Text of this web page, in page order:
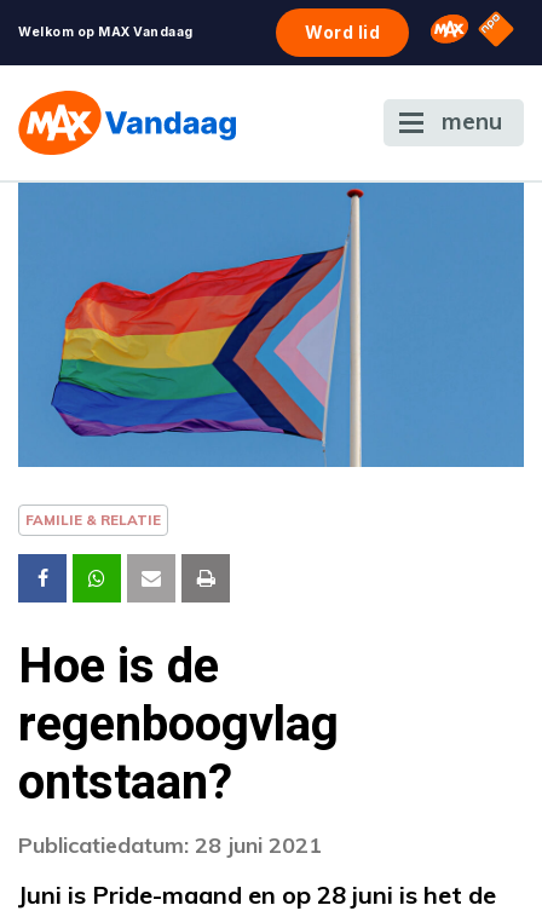
Welkom op MAX Vandaag Word lid Omroep
NPO
menu
FAMILIE & RELATIE
Hoe is de
regenboogvlag
ontstaan?
Publicatiedatum: 28 juni 2021
Juni is Pride-maand en op 28 juni is het de